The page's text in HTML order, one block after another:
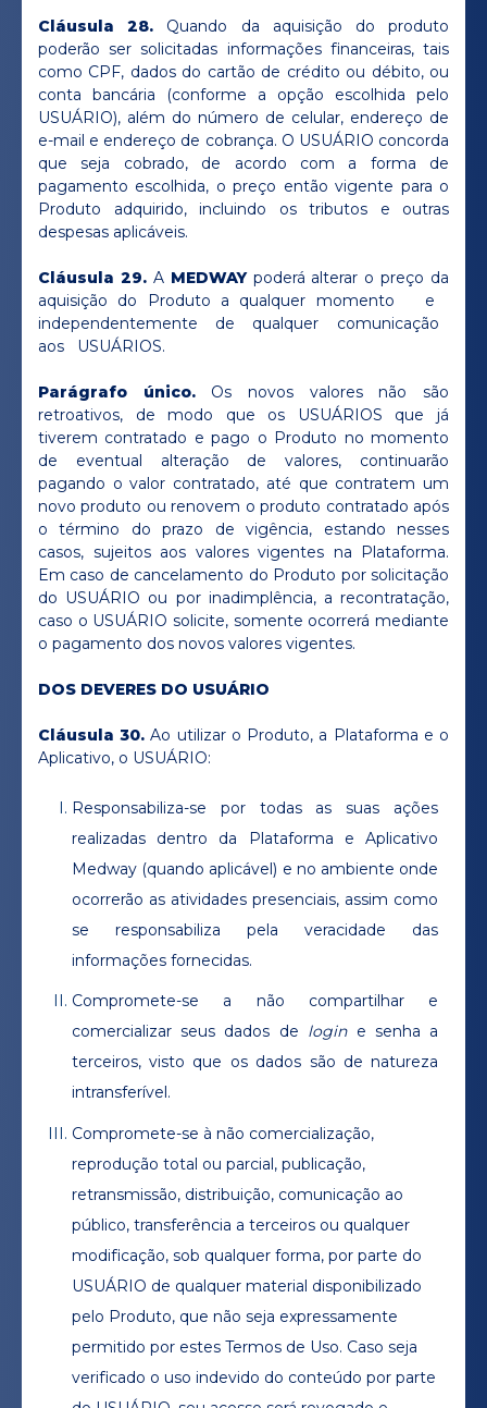
Cláusula 28. Quando da aquisição do produto
poderão ser solicitadas informações financeiras, tais
como CPF, dados do cartão de crédito ou débito, ou
conta bancária (conforme a opção escolhida pelo
USUÁRIO), além do número de celular, endereço de
e-mail e endereço de cobrança. O USUÁRIO concorda
que seja cobrado, de acordo com a forma de
pagamento escolhida, o preço então vigente para o
Produto adquirido, incluindo os tributos e outras
despesas aplicáveis.
Cláusula 29. A MEDWAY poderá alterar o preço da
aquisição do Produto a qualquer momento e
independentemente de qualquer comunicação
aos USUÁRIOS.
Parágrafo único. Os novos valores não são
retroativos, de modo que os USUÁRIOS que já
tiverem contratado e pago o Produto no momento
de eventual alteração de valores, continuarão
pagando o valor contratado, até que contratem um
novo produto ou renovem o produto contratado após
o término do prazo de vigência, estando nesses
casos, sujeitos aos valores vigentes na Plataforma.
Em caso de cancelamento do Produto por solicitação
do USUÁRIO ou por inadimplência, a recontratação,
caso o USUÁRIO solicite, somente ocorrerá mediante
o pagamento dos novos valores vigentes.
DOS DEVERES DO USUÁRIO
Cláusula 30.Ao utilizar o Produto, a Plataforma e o
Aplicativo, o USUÁRIO:
Responsabiliza-se por todas as suas ações
realizadas dentro da Plataforma e Aplicativo
Medway (quando aplicável) e no ambiente onde
ocorrerão as atividades presenciais, assim como
se responsabiliza pela veracidade das
informações fornecidas.
Compromete-se a não compartilhar e
comercializar seus dados de login e senha a
terceiros, visto que os dados são de natureza
intransferível.
Compromete-se à não comercialização,
reprodução total ou parcial, publicação,
retransmissão, distribuição, comunicação ao
público, transferência a terceiros ou qualquer
modificação, sob qualquer forma, por parte do
USUÁRIO de qualquer material disponibilizado
pelo Produto, que não seja expressamente
permitido por estes Termos de Uso. Caso seja
verificado o uso indevido do conteúdo por parte